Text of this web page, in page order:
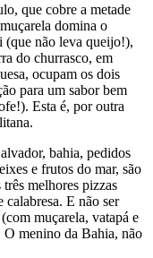
que cobre a metade
domina o
(que não leva queijo!),
do churrasco, em
ocupam os dois
para um sabor bem
Esta é, por outra
bahia, pedidos
e frutos do mar, são
melhores pizzas
E não ser
muçarela, vatapá e
O menino da Bahia, não